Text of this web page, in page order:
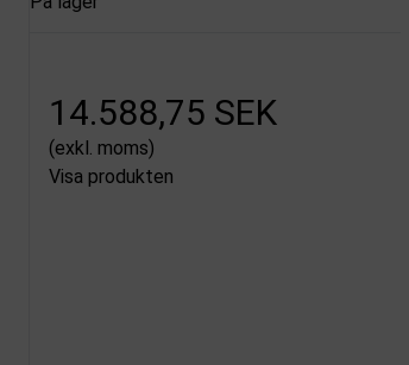
14.588,75 SEK
(exkl. moms)
Visa produkten